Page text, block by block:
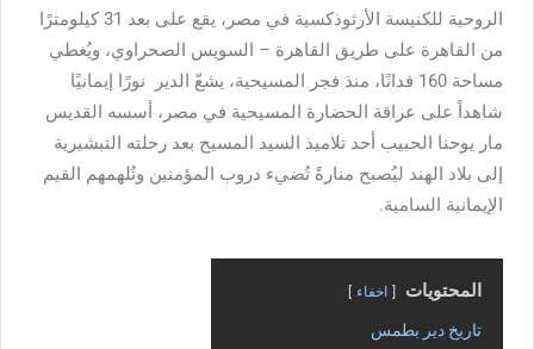
الروحية للكنيسة الأرثوذكسية في مصر، يقع على بعد 31 كيلومترًا
من القاهرة على طريق القاهرة – السويس الصحراوي، ويُغطي
مساحة 160 فدانًا، منذ فجر المسيحية، يشعّ الدير نورًا إيمانيًا
شاهداً على عراقة الحضارة المسيحية في مصر، أسسه القديس
مار يوحنا الحبيب أحد تلاميذ السيد المسيح بعد رحلته التبشيرية
إلى بلاد الهند ليُصبح منارةً تُضيء دروب المؤمنين وتُلهمهم القيم
الإيمانية السامية.
المحتويات اخفاء
تاريخ دير بطمس